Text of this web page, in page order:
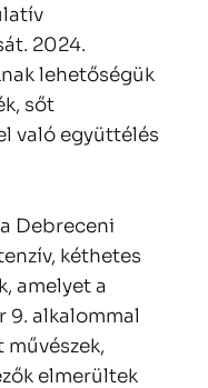
2024.
lehetőségük
sőt
való együttélés
Debreceni
kéthetes
amelyet a
9. alkalommal
elmerültek